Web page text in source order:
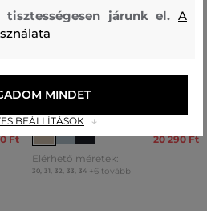
Ft
Ft
RÖVIDNADRÁG CAMEL ACTIVE
BERMUDAS / SHORTS
+3
20 290 Ft
Elérhető méretek:
30, 31, 32, 33, 34 +6 további
tisztességesen járunk el.A
BEÁLLÍTÁSOK
MINDET